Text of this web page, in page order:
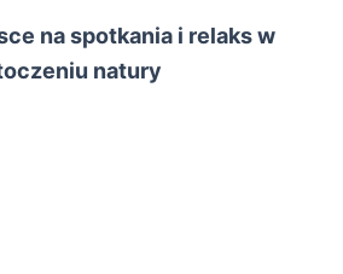
na spotkania i relaks w
natury